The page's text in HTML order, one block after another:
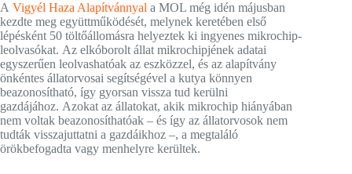
A Vigyél Haza Alapítvánnyal a MOL még idén májusban
kezdte meg együttműködését, melynek keretében első
lépésként 50 töltőállomásra helyeztek ki ingyenes mikrochip-
leolvasókat. Az elkóborolt állat mikrochipjének adatai
egyszerűen leolvashatóak az eszközzel, és az alapítvány
önkéntes állatorvosai segítségével a kutya könnyen
beazonosítható, így gyorsan vissza tud kerülni
gazdájához. Azokat az állatokat, akik mikrochip hiányában
nem voltak beazonosíthatóak – és így az állatorvosok nem
tudták visszajuttatni a gazdáikhoz –, a megtaláló
örökbefogadta vagy menhelyre kerültek.